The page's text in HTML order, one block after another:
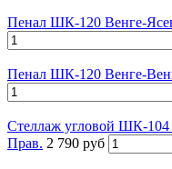
Пенал ШК-120 Венге-
Пенал ШК-120 Венге-
Стеллаж угловой ШК-
Прав. 2 790 руб